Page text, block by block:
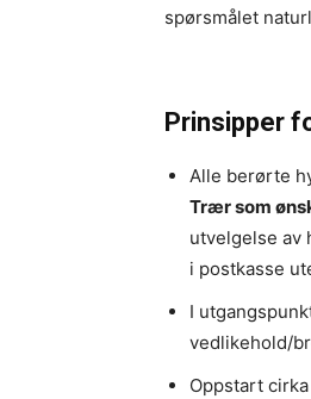
spørsmålet
Prinsipper
Alle berørte
Trær som
utvelgelse av
i postkasse
I
vedlikehold/
Oppstart